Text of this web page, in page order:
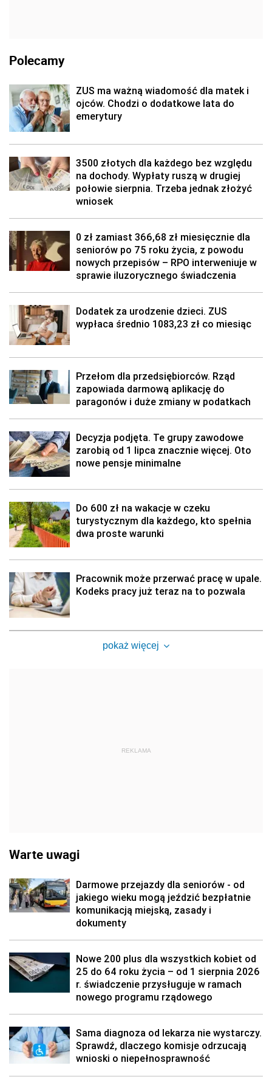
Polecamy
ZUS ma ważną wiadomość dla matek i
ojców. Chodzi o dodatkowe lata do
emerytury
3500 złotych dla każdego bez względu
na dochody. Wypłaty ruszą w drugiej
połowie sierpnia. Trzeba jednak złożyć
wniosek
0 zł zamiast 366,68 zł miesięcznie dla
seniorów po 75 roku życia, z powodu
nowych przepisów – RPO interweniuje w
sprawie iluzorycznego świadczenia
Dodatek za urodzenie dzieci. ZUS
wypłaca średnio 1083,23 zł co miesiąc
Przełom dla przedsiębiorców. Rząd
zapowiada darmową aplikację do
paragonów i duże zmiany w podatkach
Decyzja podjęta. Te grupy zawodowe
zarobią od 1 lipca znacznie więcej. Oto
nowe pensje minimalne
Do 600 zł na wakacje w czeku
turystycznym dla każdego, kto spełnia
dwa proste warunki
Pracownik może przerwać pracę w upale.
Kodeks pracy już teraz na to pozwala
pokaż więcej
REKLAMA
Warte uwagi
Darmowe przejazdy dla seniorów - od
jakiego wieku mogą jeździć bezpłatnie
komunikacją miejską, zasady i
dokumenty
Nowe 200 plus dla wszystkich kobiet od
25 do 64 roku życia – od 1 sierpnia 2026
r. świadczenie przysługuje w ramach
nowego programu rządowego
Sama diagnoza od lekarza nie wystarczy.
Sprawdź, dlaczego komisje odrzucają
wnioski o niepełnosprawność